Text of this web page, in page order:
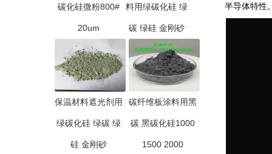
碳化硅微粉800#
20um
料用绿碳化硅 绿
碳 绿硅 金刚砂
保温材料遮光剂用
绿碳化硅 绿碳 绿
硅 金刚砂
碳纤维板涂料用黑
碳 黑碳化硅1000
1500 2000
半导体特性